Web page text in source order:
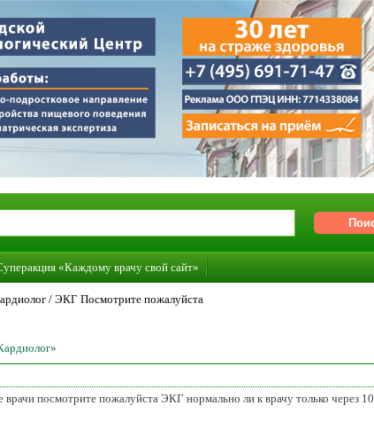
«Каждому врачу свой сайт»
/ ЭКГ Посмотрите пожалуйста
врачи посмотрите пожалуйста ЭКГ нормально ли к врачу только через 10